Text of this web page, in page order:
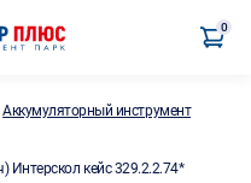
0
Аккумуляторный инструмент
Интерскол кейс 329.2.2.74*